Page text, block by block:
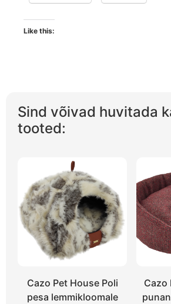
Like this:
Sind võivad huvitada
tooted:
Cazo Pet House Poli
pesa lemmikloomale
Cazo